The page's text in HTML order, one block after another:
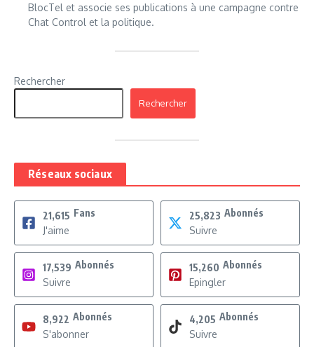
BlocTel et associe ses publications à une campagne contre
Chat Control et la politique.
Rechercher
Rechercher
Réseaux sociaux
21,615 Fans
J'aime
25,823 Abonnés
Suivre
17,539 Abonnés
Suivre
15,260 Abonnés
Epingler
8,922 Abonnés
S'abonner
4,205 Abonnés
Suivre